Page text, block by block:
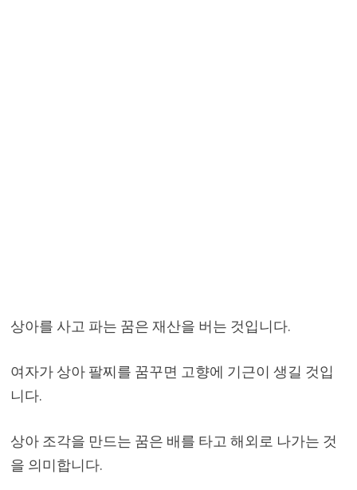
상아를 사고 파는 꿈은 재산을 버는 것입니다.
여자가 상아 팔찌를 꿈꾸면 고향에 기근이 생길 것입
니다.
상아 조각을 만드는 꿈은 배를 타고 해외로 나가는 것
을 의미합니다.